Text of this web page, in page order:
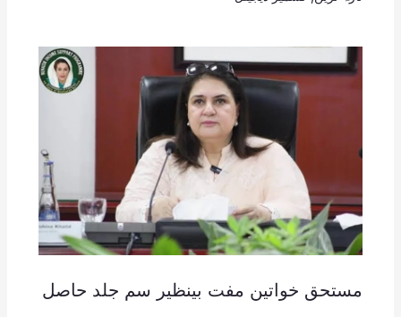
مستحق خواتین مفت بینظیر سم جلد حاصل